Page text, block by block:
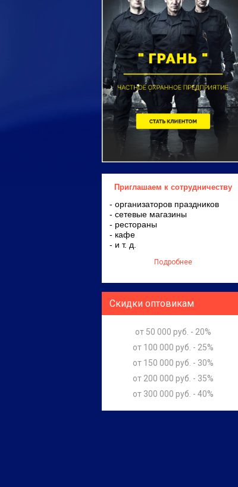
Приглашаем к сотрудничеству
- организаторов праздников
- сетевые магазины
- рестораны
- кафе
- и т. д.
Подробнее
Скидки оптовикам
от 50 000 руб. - 20%
от 100 000 руб. - 25%
от 150 000 руб. - 30%
от 200 000 руб. - 35%
от 300 000 руб. - 40%